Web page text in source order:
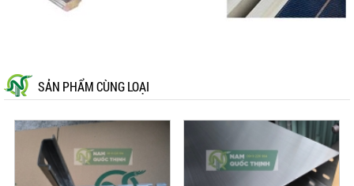
SẢN PHẨM CÙNG LOẠI